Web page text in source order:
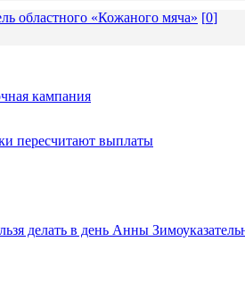
областного «Кожаного мяча» [0]
кампания
пересчитают выплаты
делать в день Анны